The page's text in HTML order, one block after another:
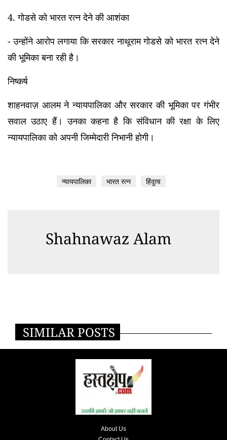
4.गोडसे को भारत रत्न देने की आशंका
- उन्होंने आरोप लगाया कि सरकार नाथूराम गोडसे को भारत रत्न देने
की भूमिका बना रही है।
निष्कर्ष
शाहनवाज़ आलम ने न्यायपालिका और सरकार की भूमिका पर गंभीर
सवाल उठाए हैं। उनका कहना है कि संविधान की रक्षा के लिए
न्यायपालिका को अपनी जिम्मेदारी निभानी होगी।
न्यायपालिका भारत रत्न हिंदुत्व
Shahnawaz Alam
SIMILAR POSTS
About Us